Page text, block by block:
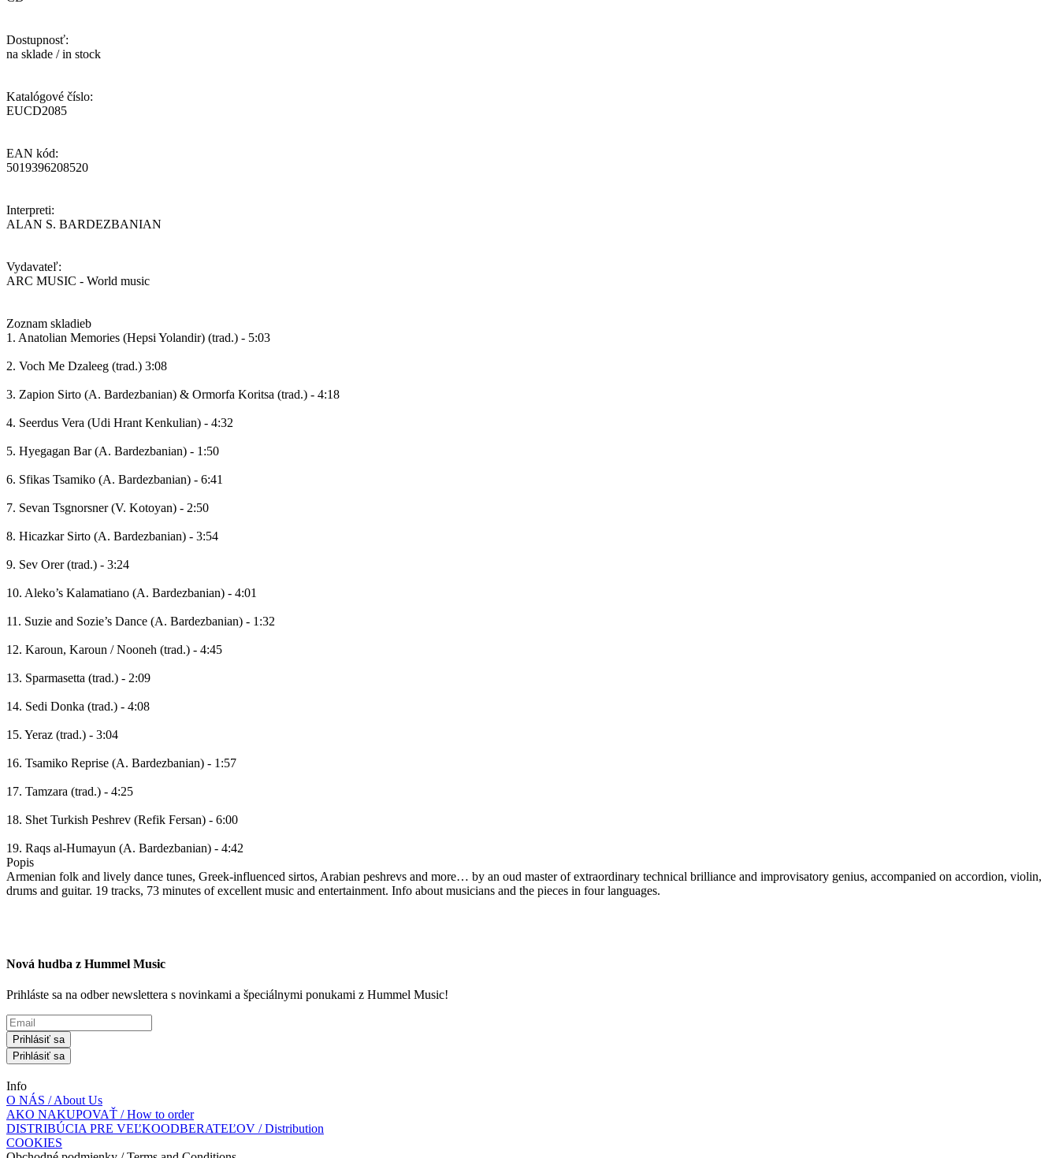
Dostupnosť:
na sklade / in stock
Katalógové číslo:
EUCD2085
EAN kód:
5019396208520
Interpreti:
ALAN S. BARDEZBANIAN
Vydavateľ:
ARC MUSIC - World music
Zoznam skladieb
1. Anatolian Memories (Hepsi Yolandir) (trad.) - 5:03
2. Voch Me Dzaleeg (trad.) 3:08
3. Zapion Sirto (A. Bardezbanian) & Ormorfa Koritsa (trad.) - 4:18
4. Seerdus Vera (Udi Hrant Kenkulian) - 4:32
5. Hyegagan Bar (A. Bardezbanian) - 1:50
6. Sfikas Tsamiko (A. Bardezbanian) - 6:41
7. Sevan Tsgnorsner (V. Kotoyan) - 2:50
8. Hicazkar Sirto (A. Bardezbanian) - 3:54
9. Sev Orer (trad.) - 3:24
10. Aleko’s Kalamatiano (A. Bardezbanian) - 4:01
11. Suzie and Sozie’s Dance (A. Bardezbanian) - 1:32
12. Karoun, Karoun / Nooneh (trad.) - 4:45
13. Sparmasetta (trad.) - 2:09
14. Sedi Donka (trad.) - 4:08
15. Yeraz (trad.) - 3:04
16. Tsamiko Reprise (A. Bardezbanian) - 1:57
17. Tamzara (trad.) - 4:25
18. Shet Turkish Peshrev (Refik Fersan) - 6:00
19. Raqs al-Humayun (A. Bardezbanian) - 4:42
Popis
Armenian folk and lively dance tunes, Greek-influenced sirtos, Arabian peshrevs and more… by an oud master of extraordinary technical brilliance and improvisatory genius, accompanied on accordion, violin,
drums and guitar. 19 tracks, 73 minutes of excellent music and entertainment. Info about musicians and the pieces in four languages.
Nová hudba z Hummel Music
Prihláste sa na odber newslettera s novinkami a špeciálnymi ponukami z Hummel Music!
Prihlásiť sa
Prihlásiť sa
Info
O NÁS / About Us
AKO NAKUPOVAŤ / How to order
DISTRIBÚCIA PRE VEĽKOODBERATEĽOV / Distribution
COOKIES